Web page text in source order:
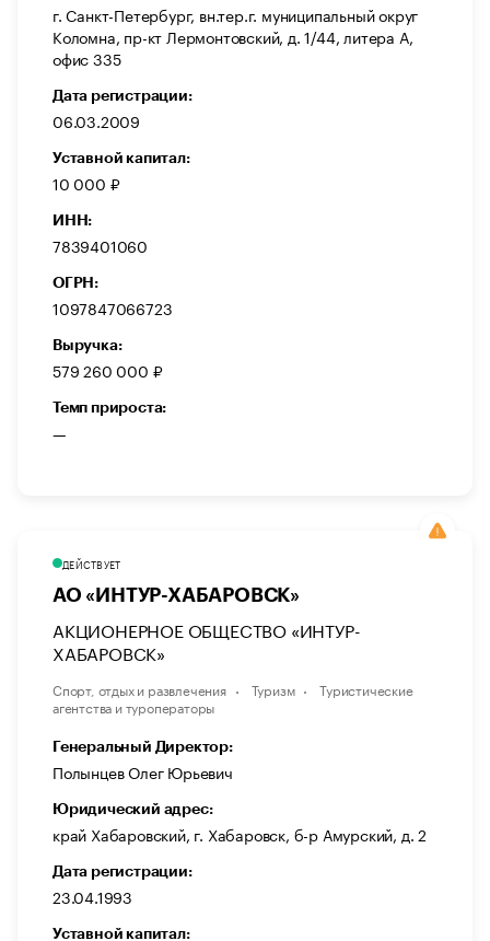
г. Санкт-Петербург, вн.тер.г. муниципальный округ
Коломна, пр-кт Лермонтовский, д. 1/44, литера А,
офис 335
Дата регистрации:
06.03.2009
Уставной капитал:
10 000 ₽
ИНН:
7839401060
ОГРН:
1097847066723
Выручка:
579 260 000 ₽
Темп прироста:
—
ДЕЙСТВУЕТ
АО «ИНТУР-ХАБАРОВСК»
АКЦИОНЕРНОЕ ОБЩЕСТВО «ИНТУР-
ХАБАРОВСК»
Спорт, отдых и развлечения Туризм
Туристические
агентства и туроператоры
Генеральный Директор:
Полынцев Олег Юрьевич
Юридический адрес:
край Хабаровский, г. Хабаровск, б-р Амурский, д. 2
Дата регистрации:
23.04.1993
Уставной капитал: